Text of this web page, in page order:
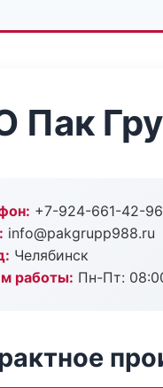
Пак
+7-924-661-42-96
info@pakgrupp988.ru
Челябинск
работы: Пн-Пт: